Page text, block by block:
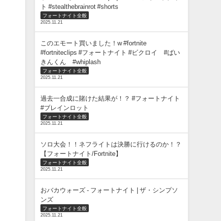
ト #stealthebrainrot #shorts
フォートナイト全般
2025.11.21
このエモート買いました！w #fortnite
#fortniteclips #フォートナイト #ビクロイ #ばい
きんくん #whiplash
フォートナイト全般
2025.11.21
過去一合成に賭けた結果が！？ #フォートナイト
#ブレインロット
フォートナイト全般
2025.11.21
ソロ大会！！ネフライトは決勝に行けるのか！？
【フォートナイト/Fortnite】
フォートナイト全般
2025.11.21
おバカウォーズ - フォートナイト | ザ・シンプソ
ンズ
フォートナイト全般
2025.11.21